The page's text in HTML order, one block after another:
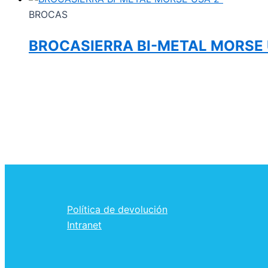
BROCAS
BROCASIERRA BI-METAL MORSE
Política de devolución
Intranet